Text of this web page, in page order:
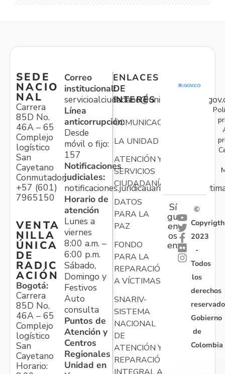
SEDE
NACIO
NAL
Carrera
85D No.
46A – 65
Complejo
logístico
San
Cayetano
Conmutador:
+57 (601)
7965150
VENTA
NILLA
ÚNICA
DE
RADIC
ACIÓN
Bogotá:
Carrera
85D No.
46A – 65
Complejo
logístico
San
Cayetano
Horario:
Correo
institucional:
Línea
anticorrupción:
Desde
móvil o fijo:
157
Notificaciones
judiciales:
Horario de
atención
Lunes a
viernes
8:00 a.m. –
6:00 p.m.
Sábado,
Domingo y
Festivos
Auto
consulta
Puntos de
Atención y
Centros
Regionales
Unidad en
ENLACES
DE
INTERÉS
COMUNICACIONES
LA UNIDAD
ATENCIÓN Y
SERVICIOS
CIUDADANÍA
DATOS
PARA LA
PAZ
FONDO
PARA LA
REPARACIÓN
A VÍCTIMAS
SNARIV-
SISTEMA
NACIONAL
DE
ATENCIÓN Y
REPARACIÓN
Sí
gu
en
os
en:
©
Copyrigth
2023
-
Todos
los
derechos
Gobierno
de
Colombia